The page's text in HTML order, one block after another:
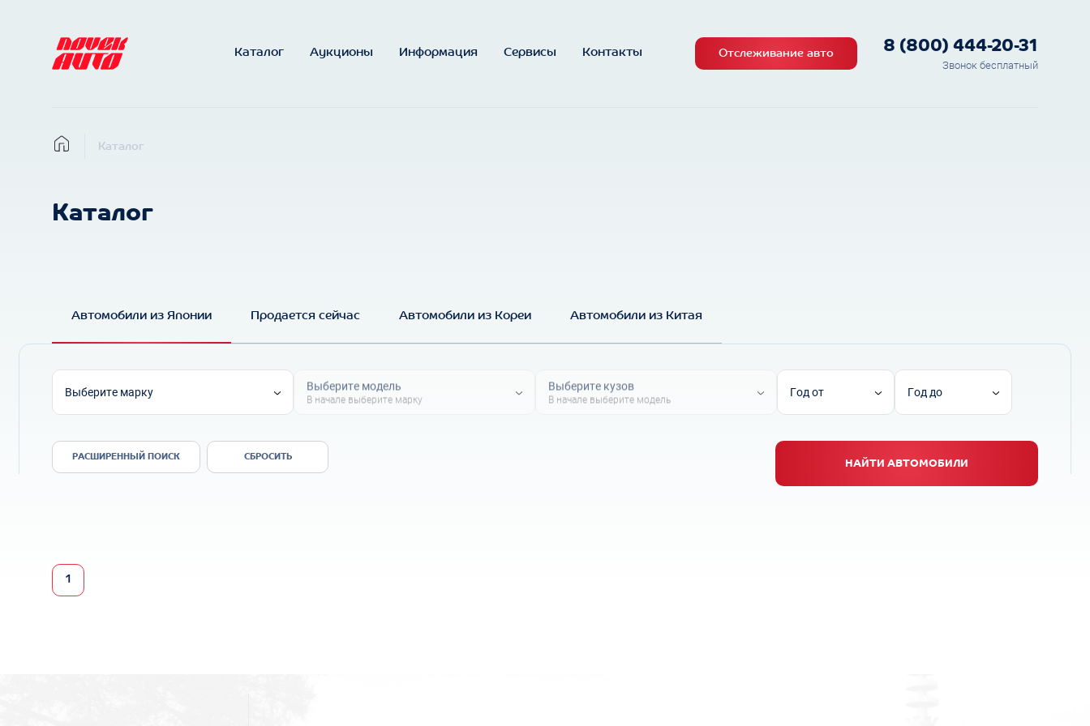
Каталог Аукционы Информация Сервисы Контакты Отслеживание авто 8 (800) 444-20-31
Звонок бесплатный
Каталог
Каталог
Автомобили из Японии Продается сейчас Автомобили из Кореи Автомобили из Китая
Выберите марку Выберите модель
В начале выберите марку
Выберите кузов
В начале выберите модель Год от Год до
РАСШИРЕННЫЙ ПОИСК СБРОСИТЬ
НАЙТИ АВТОМОБИЛИ
1